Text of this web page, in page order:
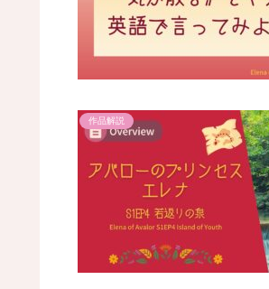
作品解説